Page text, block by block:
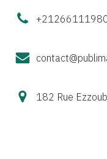
182 Rue